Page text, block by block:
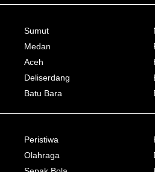
Sumut
Medan
Aceh
Deliserdang
Batu Bara
Peristiwa
Olahraga